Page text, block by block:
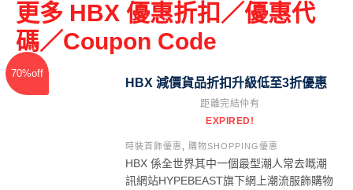
更多 HBX 優惠折扣／優惠代
碼／Coupon Code
70%off
HBX 減價貨品折扣升級低至3折優惠
距離完結仲有
EXPIRED!
時裝首飾優惠 購物SHOPPING優惠
HBX 係全世界其中一個最型潮人常去嘅潮
訊網站HYPEBEAST旗下網上潮流服飾購物